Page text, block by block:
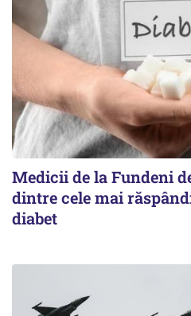
Medicii de la Fundeni
dintre cele mai
diabet